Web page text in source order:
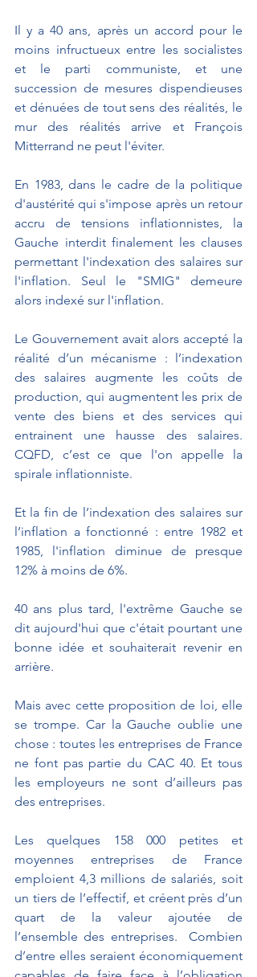
Il y a 40 ans, après un accord pour le
moins infructueux entre les socialistes
et le parti communiste, et une
succession de mesures dispendieuses
et dénuées de tout sens des réalités, le
mur des réalités arrive et François
Mitterrand ne peut l'éviter.
En 1983, dans le cadre de la politique
d'austérité qui s'impose après un retour
accru de tensions inflationnistes, la
Gauche interdit finalement les clauses
permettant l'indexation des salaires sur
l'inflation. Seul le "SMIG" demeure
alors indexé sur l'inflation.
Le Gouvernement avait alors accepté la
réalité d’un mécanisme : l’indexation
des salaires augmente les coûts de
production, qui augmentent les prix de
vente des biens et des services qui
entrainent une hausse des salaires.
CQFD, c’est ce que l'on appelle la
spirale inflationniste.
Et la fin de l’indexation des salaires sur
l’inflation a fonctionné : entre 1982 et
1985, l'inflation diminue de presque
12% à moins de 6%.
40 ans plus tard, l'extrême Gauche se
dit aujourd'hui que c'était pourtant une
bonne idée et souhaiterait revenir en
arrière.
Mais avec cette proposition de loi, elle
se trompe. Car la Gauche oublie une
chose : toutes les entreprises de France
ne font pas partie du CAC 40. Et tous
les employeurs ne sont d’ailleurs pas
des entreprises.
Les quelques 158 000 petites et
moyennes entreprises de France
emploient 4,3 millions de salariés, soit
un tiers de l’effectif, et créent près d’un
quart de la valeur ajoutée de
l’ensemble des entreprises.  Combien
d’entre elles seraient économiquement